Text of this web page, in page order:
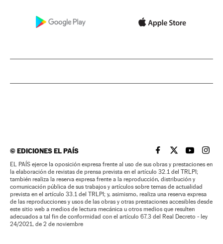
©EDICIONES EL PAÍS EL PAÍS BRASIL EN
EL PAÍSEL PAÍS
EL
EL PAÍS ejerce la oposición expresa frente al uso de sus obras y prestaciones en
la elaboración de revistas de prensa prevista en el artículo 32.1 del TRLPI;
también realiza la reserva expresa frente a la reproducción, distribución y
comunicación pública de sus trabajos y artículos sobre temas de actualidad
prevista en el artículo 33.1 del TRLPI; y, asimismo, realiza una reserva expresa
de las reproducciones y usos de las obras y otras prestaciones accesibles desde
este sitio web a medios de lectura mecánica u otros medios que resulten
adecuados a tal fin de conformidad con el artículo 67.3 del Real Decreto - ley
24/2021, de 2 de noviembre